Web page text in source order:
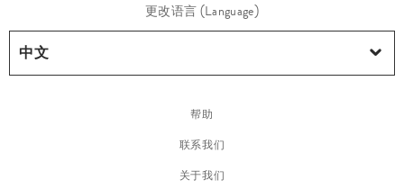
更改语言 (Language)
帮助
联系我们
关于我们